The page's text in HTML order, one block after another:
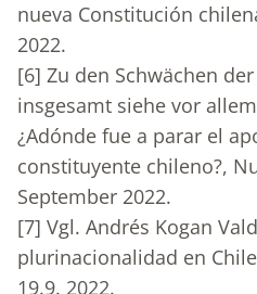
nueva Constitución
2022.
[6] Zu den Schwächen
insgesamt siehe vor
¿Adónde fue a parar el
constituyente chileno?,
September 2022.
[7] Vgl. Andrés Kogan
plurinacionalidad en
19.9. 2022.